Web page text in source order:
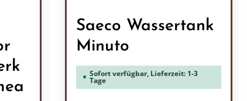
Saeco Wassertank
Minuto
Sofort verfügbar, Lieferzeit: 1-3
Tage